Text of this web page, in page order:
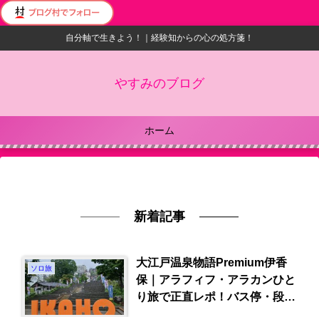
自分軸で生きよう！｜経験知からの心の処方箋！
やすみのブログ
ホーム
新着記事
ソロ旅
大江戸温泉物語Premium伊香
保｜アラフィフ・アラカンひと
り旅で正直レポ！バス停・段